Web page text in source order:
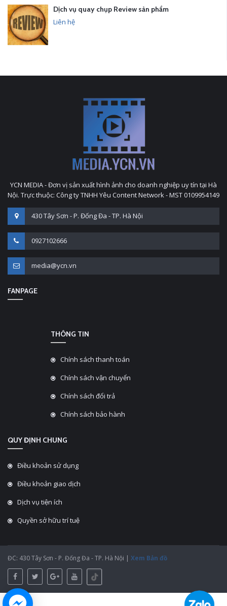
Dịch vụ quay chụp Review sản phẩm
Liên hệ
YCN MEDIA - Đơn vị sản xuất hình ảnh cho doanh nghiệp uy tín tại Hà
Nội. Trực thuộc: Công ty TNHH Yêu Content Network - MST 0109954149
430 Tây Sơn - P. Đống Đa - TP. Hà Nội
0927102666
media@ycn.vn
FANPAGE
THÔNG TIN
Chính sách thanh toán
Chính sách vận chuyển
Chính sách đổi trả
Chính sách bảo hành
QUY ĐỊNH CHUNG
Điều khoản sử dụng
Điều khoản giao dịch
Dịch vụ tiện ích
Quyền sở hữu trí tuệ
ĐC: 430 Tây Sơn - P. Đống Đa - TP. Hà Nội | Xem Bản đồ